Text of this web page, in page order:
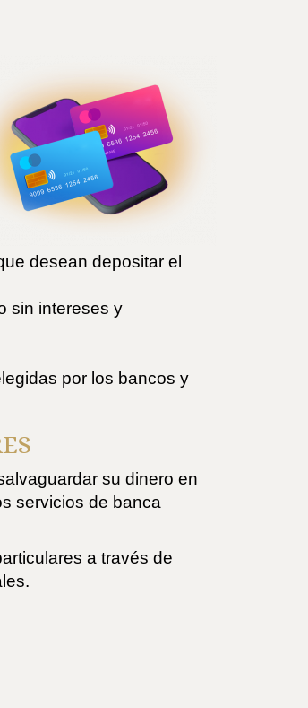
desean depositar el
sin intereses y
por los bancos y
su dinero en
servicios de banca
a través de